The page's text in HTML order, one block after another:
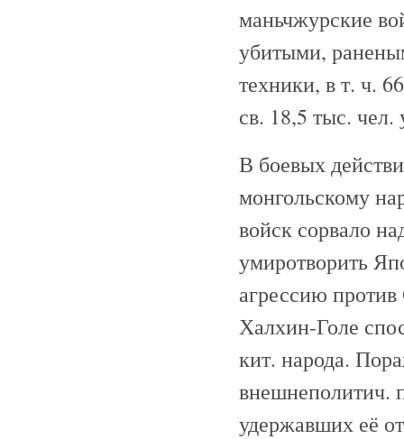
маньчжурские
убитыми,
техники, в т. ч.
св. 18,5 тыс.
В боевых
монгольскому
войск сорвало
умиротворить
агрессию
Халхин-Голе
кит. народа.
внешнеполитич.
удержавших её